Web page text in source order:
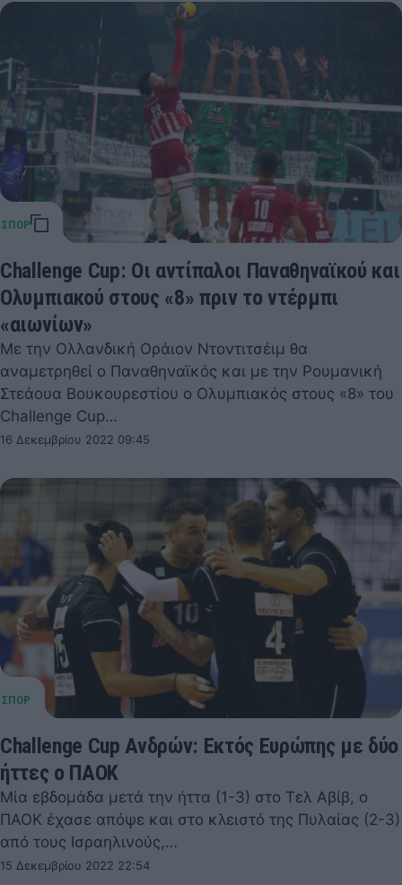
Challenge Cup: Οι αντίπαλοι Παναθηναϊκού και
Ολυμπιακού στους «8» πριν το ντέρμπι
«αιωνίων»
Με την Ολλανδική Οράιον Ντοντιτσέιμ θα
αναμετρηθεί ο Παναθηναϊκός και με την Ρουμανική
Στεάουα Βουκουρεστίου ο Ολυμπιακός στους «8» του
Challenge Cup…
16 Δεκεμβρίου 2022 09:45
Challenge Cup Ανδρών: Εκτός Ευρώπης με δύο
ήττες ο ΠΑΟΚ
Μία εβδομάδα μετά την ήττα (1-3) στο Τελ Αβίβ, ο
ΠΑΟΚ έχασε απόψε και στο κλειστό της Πυλαίας (2-3)
από τους Ισραηλινούς,…
15 Δεκεμβρίου 2022 22:54